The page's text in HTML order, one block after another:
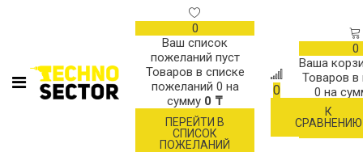
0
Ваш список
пожеланий пуст
Товаров в списке
пожеланий 0 на
сумму 0 ₸
ПЕРЕЙТИ В
СПИСОК
ПОЖЕЛАНИЙ
0
К
СРАВНЕНИЮ
0
Ваша
Товаров в
0 на